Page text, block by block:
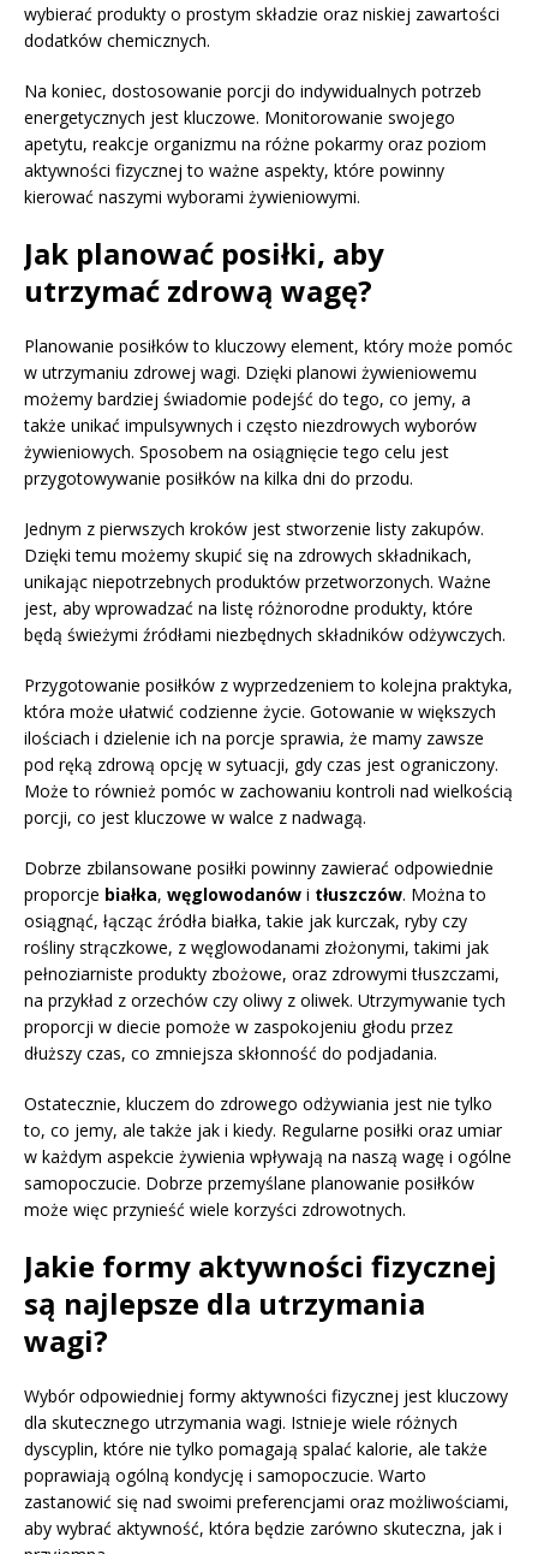
wybierać produkty o prostym składzie oraz niskiej zawartości
dodatków chemicznych.
Na koniec, dostosowanie porcji do indywidualnych potrzeb
energetycznych jest kluczowe. Monitorowanie swojego
apetytu, reakcje organizmu na różne pokarmy oraz poziom
aktywności fizycznej to ważne aspekty, które powinny
kierować naszymi wyborami żywieniowymi.
Jak planować posiłki, aby
utrzymać zdrową wagę?
Planowanie posiłków to kluczowy element, który może pomóc
w utrzymaniu zdrowej wagi. Dzięki planowi żywieniowemu
możemy bardziej świadomie podejść do tego, co jemy, a
także unikać impulsywnych i często niezdrowych wyborów
żywieniowych. Sposobem na osiągnięcie tego celu jest
przygotowywanie posiłków na kilka dni do przodu.
Jednym z pierwszych kroków jest stworzenie listy zakupów.
Dzięki temu możemy skupić się na zdrowych składnikach,
unikając niepotrzebnych produktów przetworzonych. Ważne
jest, aby wprowadzać na listę różnorodne produkty, które
będą świeżymi źródłami niezbędnych składników odżywczych.
Przygotowanie posiłków z wyprzedzeniem to kolejna praktyka,
która może ułatwić codzienne życie. Gotowanie w większych
ilościach i dzielenie ich na porcje sprawia, że mamy zawsze
pod ręką zdrową opcję w sytuacji, gdy czas jest ograniczony.
Może to również pomóc w zachowaniu kontroli nad wielkością
porcji, co jest kluczowe w walce z nadwagą.
Dobrze zbilansowane posiłki powinny zawierać odpowiednie
proporcje białka, węglowodanów i tłuszczów. Można to
osiągnąć, łącząc źródła białka, takie jak kurczak, ryby czy
rośliny strączkowe, z węglowodanami złożonymi, takimi jak
pełnoziarniste produkty zbożowe, oraz zdrowymi tłuszczami,
na przykład z orzechów czy oliwy z oliwek. Utrzymywanie tych
proporcji w diecie pomoże w zaspokojeniu głodu przez
dłuższy czas, co zmniejsza skłonność do podjadania.
Ostatecznie, kluczem do zdrowego odżywiania jest nie tylko
to, co jemy, ale także jak i kiedy. Regularne posiłki oraz umiar
w każdym aspekcie żywienia wpływają na naszą wagę i ogólne
samopoczucie. Dobrze przemyślane planowanie posiłków
może więc przynieść wiele korzyści zdrowotnych.
Jakie formy aktywności fizycznej
są najlepsze dla utrzymania
wagi?
Wybór odpowiedniej formy aktywności fizycznej jest kluczowy
dla skutecznego utrzymania wagi. Istnieje wiele różnych
dyscyplin, które nie tylko pomagają spalać kalorie, ale także
poprawiają ogólną kondycję i samopoczucie. Warto
zastanowić się nad swoimi preferencjami oraz możliwościami,
aby wybrać aktywność, która będzie zarówno skuteczna, jak i